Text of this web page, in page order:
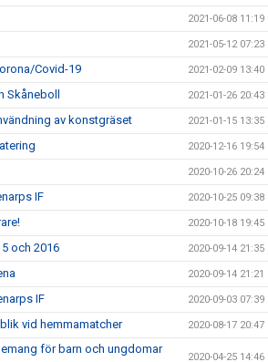
2021-06-08 11:19
2021-05-12 07:23
Covid-19 2021-02-09 13:40
2021-01-26 20:43
av konstgräset 2021-01-15 13:35
2020-12-16 19:54
2020-10-26 20:24
IF 2020-10-25 09:38
2020-10-18 19:45
och 2016 2020-09-14 21:35
2020-09-14 21:21
IF 2020-09-03 07:39
vid hemmamatcher 2020-08-17 20:47
för barn och ungdomar
2020-04-25 14:46